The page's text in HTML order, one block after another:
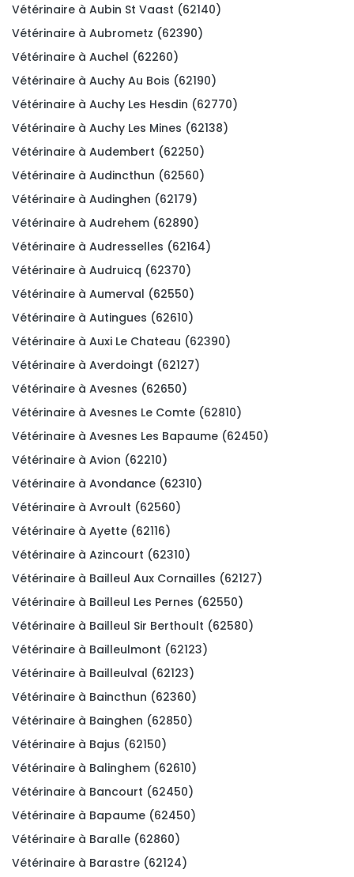
Vétérinaire à Aubin St Vaast (62140)
Vétérinaire à Aubrometz (62390)
Vétérinaire à Auchel (62260)
Vétérinaire à Auchy Au Bois (62190)
Vétérinaire à Auchy Les Hesdin (62770)
Vétérinaire à Auchy Les Mines (62138)
Vétérinaire à Audembert (62250)
Vétérinaire à Audincthun (62560)
Vétérinaire à Audinghen (62179)
Vétérinaire à Audrehem (62890)
Vétérinaire à Audresselles (62164)
Vétérinaire à Audruicq (62370)
Vétérinaire à Aumerval (62550)
Vétérinaire à Autingues (62610)
Vétérinaire à Auxi Le Chateau (62390)
Vétérinaire à Averdoingt (62127)
Vétérinaire à Avesnes (62650)
Vétérinaire à Avesnes Le Comte (62810)
Vétérinaire à Avesnes Les Bapaume (62450)
Vétérinaire à Avion (62210)
Vétérinaire à Avondance (62310)
Vétérinaire à Avroult (62560)
Vétérinaire à Ayette (62116)
Vétérinaire à Azincourt (62310)
Vétérinaire à Bailleul Aux Cornailles (62127)
Vétérinaire à Bailleul Les Pernes (62550)
Vétérinaire à Bailleul Sir Berthoult (62580)
Vétérinaire à Bailleulmont (62123)
Vétérinaire à Bailleulval (62123)
Vétérinaire à Baincthun (62360)
Vétérinaire à Bainghen (62850)
Vétérinaire à Bajus (62150)
Vétérinaire à Balinghem (62610)
Vétérinaire à Bancourt (62450)
Vétérinaire à Bapaume (62450)
Vétérinaire à Baralle (62860)
Vétérinaire à Barastre (62124)